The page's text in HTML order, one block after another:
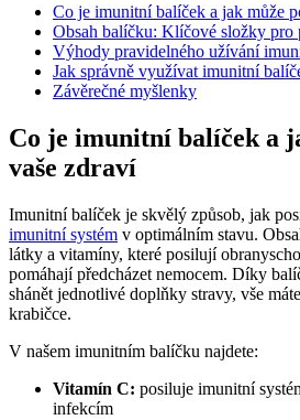
Co je imunitní balíček a jak může
Obsah ‍balíčku: Klíčové​ složky pro
Výhody ‌pravidelného užívání
Jak správně využívat⁢ imunitní
Závěrečné myšlenky
Co je imunitní balíček a
vaše zdraví
Imunitní balíček‌ je skvělý způsob, jak
imunitní systém v optimálním stavu.​
látky a vitamíny, které posilují
pomáhají předcházet nemocem. Díky
shánět jednotlivé ‌doplňky stravy, vše
krabičce.
V našem imunitním balíčku najdete:
Vitamín C: posiluje imunitní
infekcím